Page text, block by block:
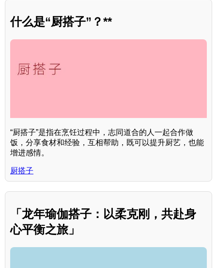
什么是“厨搭子”？**
“厨搭子”是指在烹饪过程中，志同道合的人一起合作做
饭，分享食材和经验，互相帮助，既可以提升厨艺，也能
增进感情。
厨搭子
「龙年瑜伽搭子：以柔克刚，共赴身
心平衡之旅」